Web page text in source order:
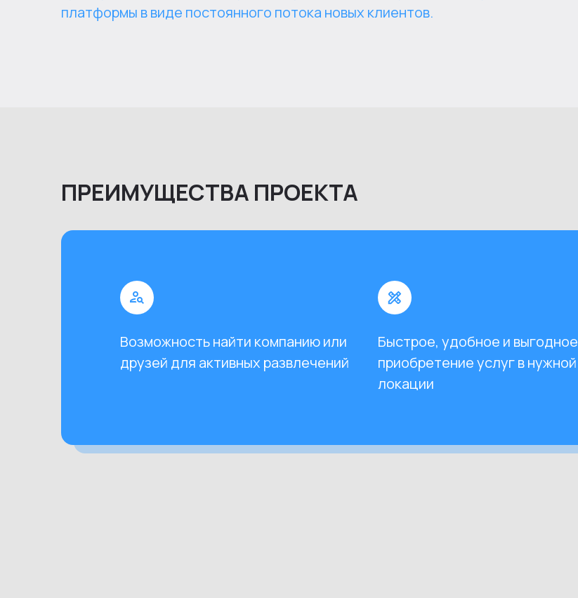
платформы в виде постоянного потока новых клиентов.
ПРЕИМУЩЕСТВА ПРОЕКТА
Возможность найти компанию или
друзей для активных развлечений
Быстрое, удобное и выгодное
приобретение услуг в нужной
локации